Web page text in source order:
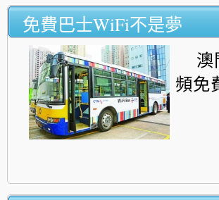
免費巴士WiFi不是夢
澳
頻免